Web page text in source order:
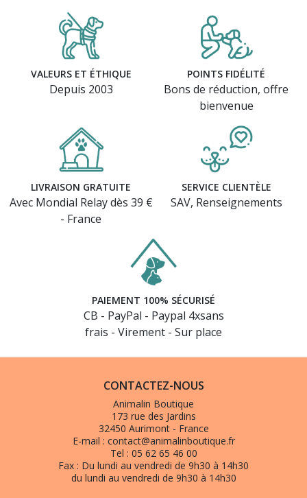
(4 avis)
VALEURS ET ÉTHIQUE
Depuis 2003
POINTS FIDÉLITÉ
Bons de réduction, offre
bienvenue
LIVRAISON GRATUITE
Avec Mondial Relay dès 39 €
- France
SERVICE CLIENTÈLE
SAV, Renseignements
PAIEMENT 100% SÉCURISÉ
CB - PayPal - Paypal 4xsans
frais - Virement - Sur place
CONTACTEZ-NOUS
Animalin Boutique
173 rue des Jardins
32450 Aurimont - France
E-mail : contact@animalinboutique.fr
Tel : 05 62 65 46 00
Fax : Du lundi au vendredi de 9h30 à 14h30
du lundi au vendredi de 9h30 à 14h30